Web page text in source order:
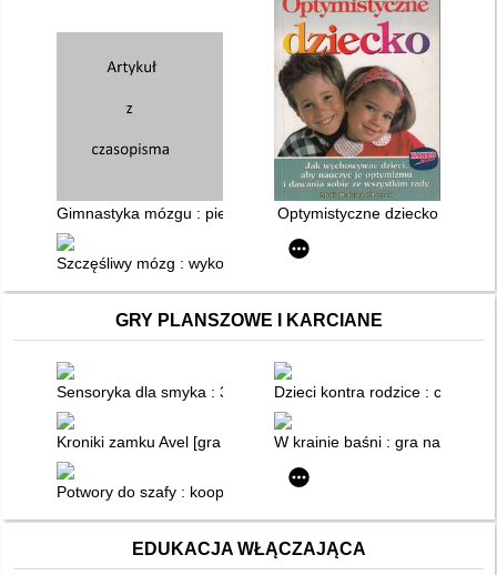
Gimnastyka mózgu : pielęgnowanie pozytywnych relacji
Optymistyczne dziecko
Szczęśliwy mózg : wykorzystaj odkrycia neuropsychologii, by
GRY PLANSZOWE I KARCIANE
Sensoryka dla smyka : 30 rozwijających zabawDzieci kontra rodzice : czego o
Kroniki zamku Avel [gra planszowa]W krainie baśni : gra na
Potwory do szafy : kooperacyjna gra dla najmłodszych
EDUKACJA WŁĄCZAJĄCA